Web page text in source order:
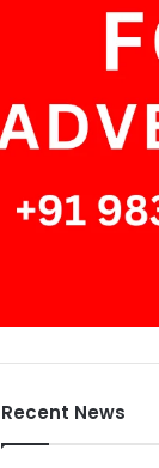
Recent News